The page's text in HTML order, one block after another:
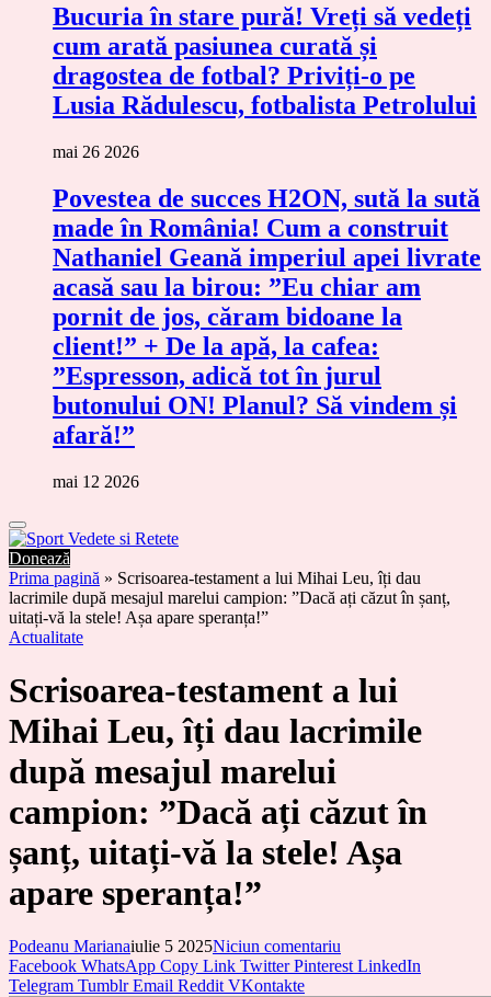
Bucuria în stare pură! Vreți să vedeți
cum arată pasiunea curată și
dragostea de fotbal? Priviți-o pe
Lusia Rădulescu, fotbalista Petrolului
mai 26 2026
Povestea de succes H2ON, sută la sută
made în România! Cum a construit
Nathaniel Geană imperiul apei livrate
acasă sau la birou: ”Eu chiar am
pornit de jos, căram bidoane la
client!” + De la apă, la cafea:
”Espresson, adică tot în jurul
butonului ON! Planul? Să vindem și
afară!”
mai 12 2026
Donează
Prima pagină » Scrisoarea-testament a lui Mihai Leu, îți dau
lacrimile după mesajul marelui campion: ”Dacă ați căzut în șanț,
uitați-vă la stele! Așa apare speranța!”
Actualitate
Scrisoarea-testament a lui
Mihai Leu, îți dau lacrimile
după mesajul marelui
campion: ”Dacă ați căzut în
șanț, uitați-vă la stele! Așa
apare speranța!”
Podeanu Marianaiulie 5 2025Niciun comentariu
Facebook WhatsApp Copy Link Twitter Pinterest LinkedIn
Telegram Tumblr Email Reddit VKontakte